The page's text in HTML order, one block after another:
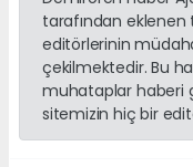
tarafından
editörlerinin
çekilmektedir. Bu
muhataplar haberi
sitemizin hiç bir